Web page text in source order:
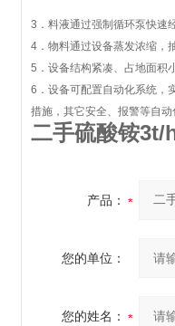
3．料液通过强制循环泵快速
4．物料通过设备蒸发浓缩，
5．设备结构紧凑、占地面积
6．设备可配置自动化系统，
措施，其它安全、报警等自动
二手硫酸铵3t/
产品：
您的单位：
您的姓名：